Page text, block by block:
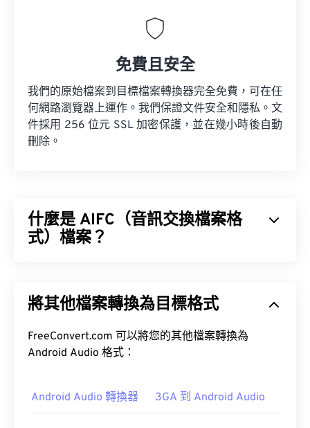
免費且安全
我們的原始檔案到目標檔案轉換器完全免費，可在任
何網路瀏覽器上運作。我們保證文件安全和隱私。文
件採用 256 位元 SSL 加密保護，並在幾小時後自動
刪除。
什麼是 AIFC（音訊交換檔案格
式）檔案？
訊。有時 AIFC 和 AIFF 的檔案副檔名看起來可以互
開啟 AIFC 檔案的最佳程式是
將其他檔案轉換為目標格式
FreeConvert.com 可以將您的其他檔案轉換為
Android Audio 格式：
Android Audio 轉換器 3GA 到 Android Audio